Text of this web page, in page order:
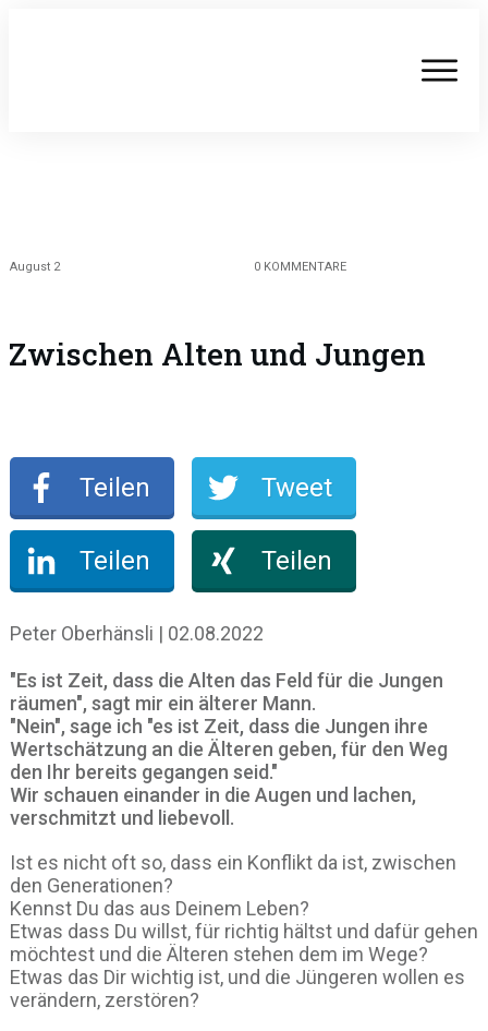
August 2 0KOMMENTARE
Zwischen Alten und Jungen
Teilen Tweet
Teilen Teilen
Peter Oberhänsli | 02.08.2022
"Es ist Zeit, dass die Alten das Feld für die Jungen
räumen", sagt mir ein älterer Mann.
"Nein", sage ich "es ist Zeit, dass die Jungen ihre
Wertschätzung an die Älteren geben, für den Weg
den Ihr bereits gegangen seid."
Wir schauen einander in die Augen und lachen,
verschmitzt und liebevoll.
Ist es nicht oft so, dass ein Konflikt da ist, zwischen
den Generationen?
Kennst Du das aus Deinem Leben?
Etwas dass Du willst, für richtig hältst und dafür gehen
möchtest und die Älteren stehen dem im Wege?
Etwas das Dir wichtig ist, und die Jüngeren wollen es
verändern, zerstören?